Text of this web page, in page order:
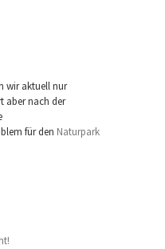
wir aktuell nur
aber nach der
für den Naturpark